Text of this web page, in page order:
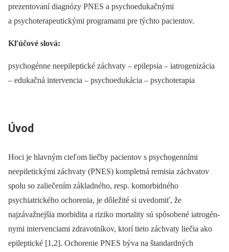
prezentovaní dia­gnózy PNES a psychoedukačnými
a psychoterapeutickými programami pre týchto pa­cientov.
Kľúčové slová:
psychogénne neepileptické záchvaty –⁠ epilepsia –⁠ iatrogenizácia
–⁠ edukačná intervencia –⁠ psychoedukácia –⁠ psychoterapia
Úvod
Hoci je hlavným cieľom liečby pa­cientov s psychogen­ními
neepiletickými záchvaty (PNES) kompletná remisia záchvatov
spolu so zaliečením základného, resp. komorbidného
psychiatrického ochorenia, je dôležité si uvedomiť, že
najzávažnejšia morbidita a riziko mortality sú spôsobené iatrogén­
nymi intervenciami zdravotníkov, ktorí tieto záchvaty liečia ako
epileptické [1,2]. Ochorenie PNES býva na štandardných